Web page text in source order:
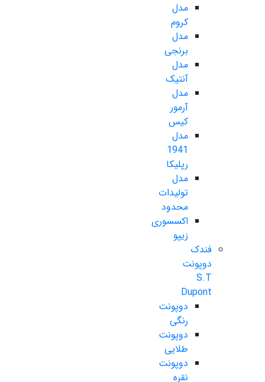
مدل
کروم
مدل
برنجی
مدل
آنتیک
مدل
آرمور
کیس
مدل
1941
رپلیکا
مدل
تولیدات
محدود
اکسسوری
زیپو
فندک
دوپونت
S.T
Dupont
دوپونت
رنگی
دوپونت
طلایی
دوپونت
نقره